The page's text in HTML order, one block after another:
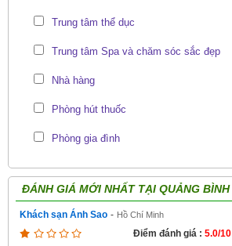
Trung tâm thể dục
Trung tâm Spa và chăm sóc sắc đẹp
Nhà hàng
Phòng hút thuốc
Phòng gia đình
ĐÁNH GIÁ MỚI NHẤT TẠI QUẢNG BÌNH
Khách sạn Ánh Sao - Hồ Chí Minh
Điểm đánh giá : 5.0/10